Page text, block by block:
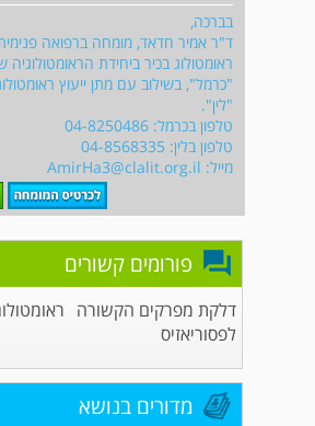
בברכה,
ד"ר אמיר חדאד, מומחה ברפואה פנימית
ראומטולוג בכיר ביחידת
"כרמל", בשילוב עם מתן ייעוץ
"לין".
טלפון בכרמל: 04-8250486
טלפון בלין: 04-8568335
מייל: AmirHa3@clalit.org.il
פורומים קשורים
דלקת מפרקים הקשורה
לפסוריאזיס
מדורים בנושא